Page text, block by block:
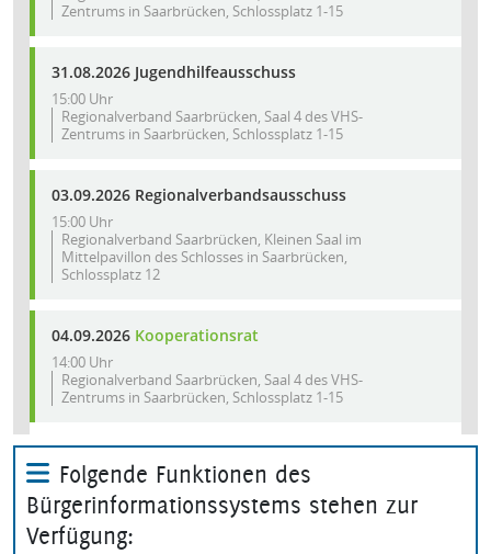
Folgende Funktionen des
Bürgerinformationssystems stehen zur
Verfügung: